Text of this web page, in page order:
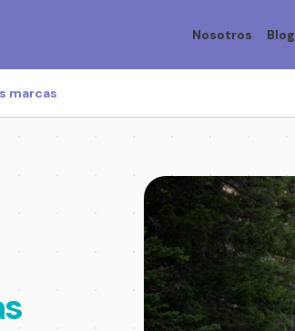
Nosotros Blog
marcas